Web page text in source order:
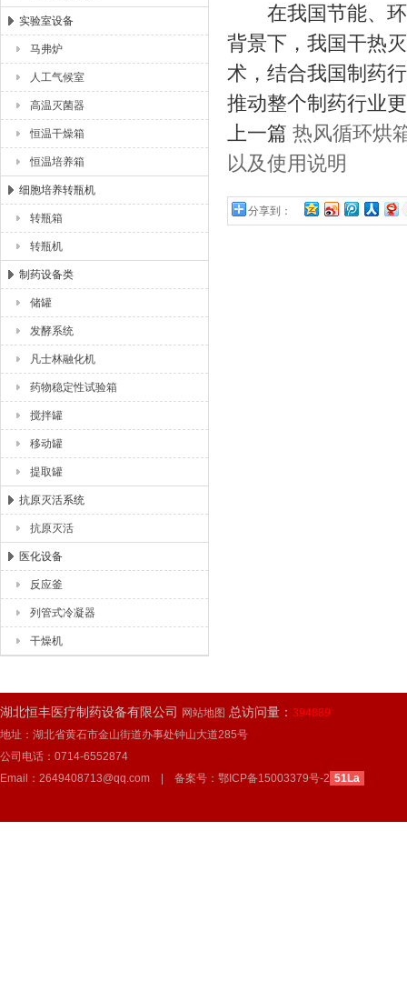
实验室设备
马弗炉
人工气候室
高温灭菌器
恒温干燥箱
恒温培养箱
细胞培养转瓶机
转瓶箱
转瓶机
制药设备类
储罐
发酵系统
凡士林融化机
药物稳定性试验箱
搅拌罐
移动罐
提取罐
抗原灭活系统
抗原灭活
医化设备
反应釜
列管式冷凝器
干燥机
在我国节能、环
背景下，我国干热
术，结合我国制药
推动整个制药行业
上一篇 热风循环烘
以及使用说明
分享到：
湖北恒丰医疗制药设备有限公司 网站地图 总访问量： 394889
地址：湖北省黄石市金山街道办事处钟山大道285号
公司电话：0714-6552874
Email：2649408713@qq.com | 备案号： 鄂ICP备15003379号-2 51La